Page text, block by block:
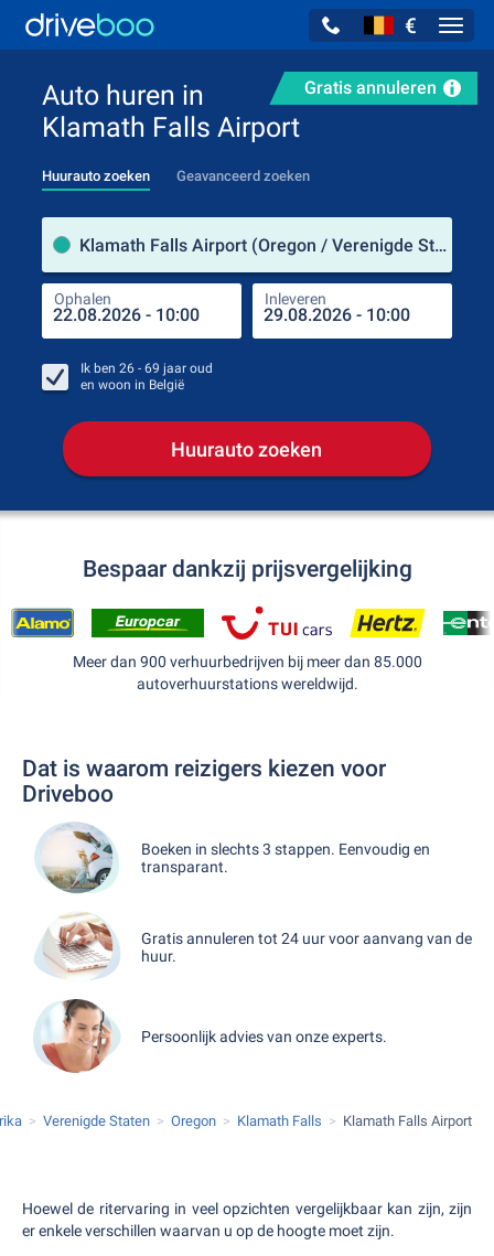
€
Gratis annuleren
Auto huren in
Klamath Falls Airport
Huurauto zoeken Geavanceerd zoeken
Klamath Falls Airport (Oregon / Verenigde Staten)
Ophalen Inleveren
Ik ben 26 - 69 jaar oud
en woon in België
Huurauto zoeken
Bespaar dankzij prijsvergelijking
Meer dan 900 verhuurbedrijven bij meer dan 85.000
autoverhuurstations wereldwijd.
Dat is waarom reizigers kiezen voor
Driveboo
Boeken in slechts 3 stappen. Eenvoudig en
transparant.
Gratis annuleren tot 24 uur voor aanvang van de
huur.
Persoonlijk advies van onze experts.
Verenigde Staten Oregon Klamath Falls Klamath Falls Airport
Hoewel de ritervaring in veel opzichten vergelijkbaar kan zijn, zijn
er enkele verschillen waarvan u op de hoogte moet zijn.